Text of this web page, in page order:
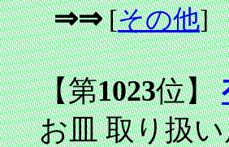
⇒⇒[その他]
【第1023位】
お皿 取り扱